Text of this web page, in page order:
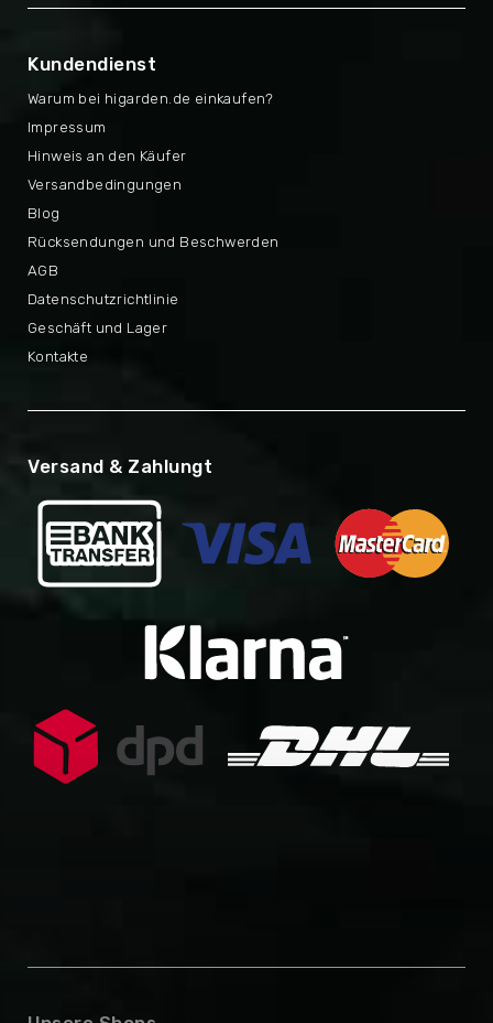
Kundendienst
Warum bei higarden.de einkaufen?
Rücksendungen und Beschwerden
Impressum
AGB
Hinweis an den Käufer
Datenschutzrichtlinie
Versandbedingungen
Geschäft und Lager
Blog
Kontakte
Versand & Zahlungt